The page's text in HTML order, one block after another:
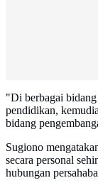
"Di berbagai
pendidikan,
bidang
Sugiono
secara personal
hubungan